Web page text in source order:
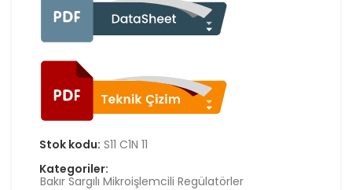
Stok kodu: S11 C1N 11
Kategoriler:
Bakır Sargılı Mikroişlemcili Regülatörler